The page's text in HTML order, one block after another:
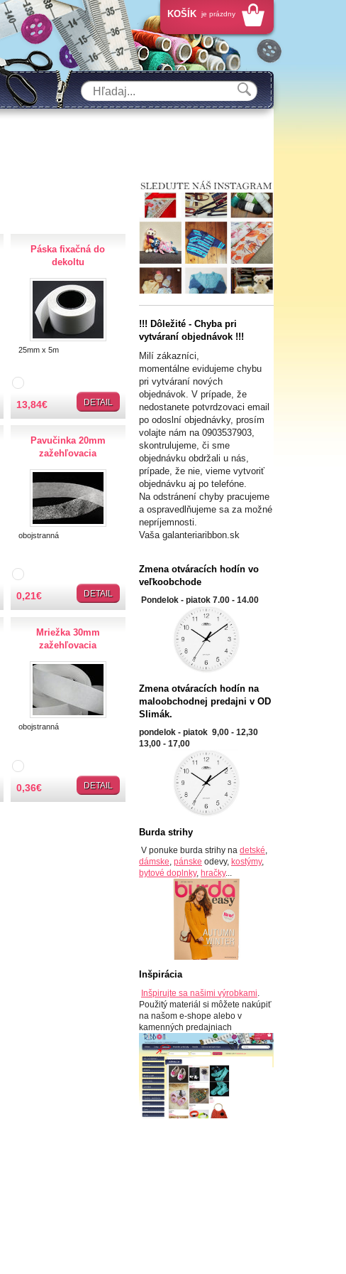
KOŠÍK je prázdny
Páska fixačná do
dekoltu
25mm x 5m
13,84€ DETAIL
Pavučinka 20mm
zažehľovacia
obojstranná
0,21€ DETAIL
Mriežka 30mm
zažehľovacia
obojstranná
0,36€ DETAIL
!!! Dôležité - Chyba pri
vytváraní objednávok !!!
Milí zákazníci,
momentálne evidujeme chybu
pri vytváraní nových
objednávok. V prípade, že
nedostanete potvrdzovaci email
po odoslní objednávky, prosím
volajte nám na 0903537903,
skontrulujeme, či sme
objednávku obdržali u nás,
prípade, že nie, vieme vytvoriť
objednávku aj po telefóne.
Na odstránení chyby pracujeme
a ospravedlňujeme sa za možné
nepríjemnosti.
Vaša galanteriaribbon.sk
Zmena otváracích hodín vo
veľkoobchode
Pondelok - piatok 7.00 - 14.00
Zmena otváracích hodín na
maloobchodnej predajni v OD
Slimák.
pondelok - piatok 9,00 - 12,30
13,00 - 17,00
Burda strihy
V ponuke burda strihy na detské,
dámske, pánske odevy, kostýmy,
bytové doplnky, hračky...
Inšpirácia
Inšpirujte sa našimi výrobkami.
Použitý materiál si môžete nakúpiť
na našom e-shope alebo v
kamenných predajniach